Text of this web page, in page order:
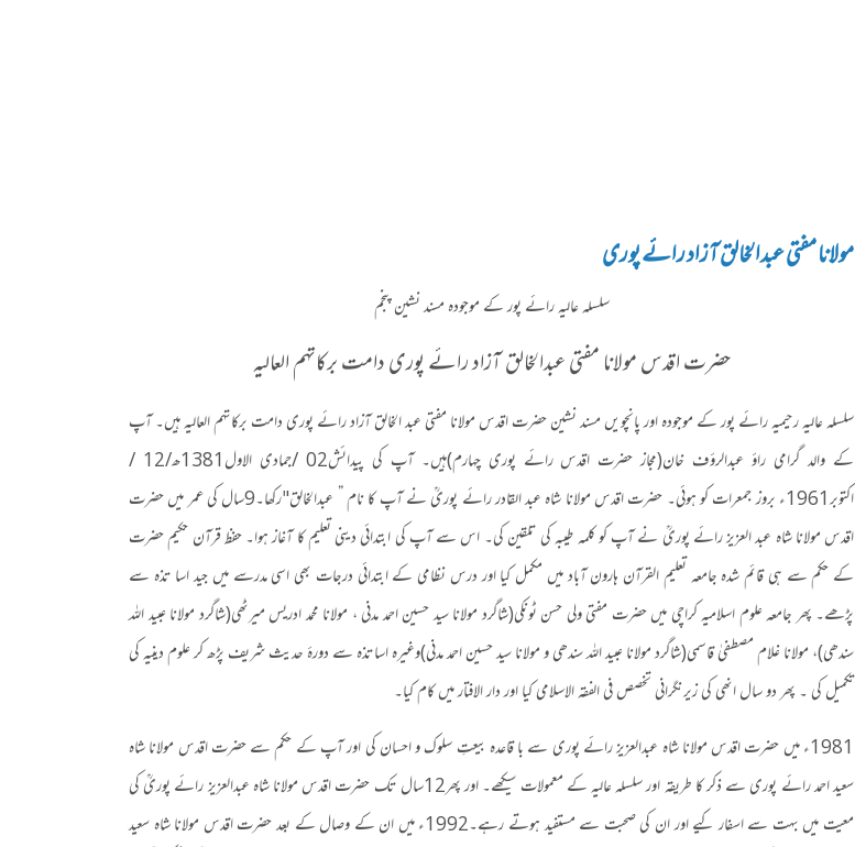
مولانا مفتی عبدالخالق آزاد رائے پوری
سلسلہ عاليہ رائے پور کے موجودہ مسند نشین پنجم
حضرت اقدس مولانا مفتی عبدالخالق آزاد رائے پوری دامت برکاتہم العالیہ
سلسلہ عالیہ رحیمیہ رائے پور کے موجودہ اور پانچویں مسند نشین حضرت اقدس مولانا مفتی عبد الخالق آزاد رائے پوری دامت برکاتہم العالیہ ہیں۔ آپ
کے والد گرامی راؤ عبدالرؤف خان(مجاز حضرت اقدس رائے پوری چہارم)ہیں۔ آپ کی پیدائش02 / جمادی الاول1381ھ/12 /
اکتوبر1961ء بروز جمعرات کو ہوئی۔ حضرت اقدس مولانا شاہ عبد القادر رائے پوریؒ نے آپ کا نام ” عبدالخالق"رکھا۔9سال کی عمر میں حضرت
اقدس مولانا شاہ عبد العزیز رائے پوریؒ نے آپ کو کلمہ طیبہ کی تلقین کی۔ اس سے آپ کی ابتدائی دینی تعلیم کا آغاز ہوا۔ حفظ قرآن حکیم حضرت
کے حکم سے ہی قائم شدہ جامعہ تعلیم القرآن ہارون آباد میں مکمل کیا اور درس نظامی کے ابتدائی درجات بھی اسی مدرسے میں جید اسا تذہ سے
پڑھے۔ پھر جامعہ علوم اسلامیہ کراچی میں حضرت مفتی ولی حسن ٹونکی(شاگرد مولانا سید حسین احمد مدنی ، مولانا محمد ادریس میرٹھی(شاگرد مولانا عبید اللہ
سندھی)، مولانا غلام مصطفیٰ قاسمی(شاگرد مولانا عبید اللہ سندھی و مولانا سید حسین احمد مدنی)وغیرہ اساتذہ سے دورۂ حدیث شریف پڑھ کر علوم دینیہ کی
تکمیل کی ۔ پھر دو سال انھی کی زیرنگرانی تخصص فی الفقہ الاسلامی کیا اور دار الافتار میں کام کیا۔
1981ء میں حضرت اقدس مولانا شاہ عبدالعزیز رائے پوری سے با قاعدہ بیعتِ سلوک و احسان کی اور آپ کے حکم سے حضرت اقدس مولانا شاہ
سعید احمد رائے پوری سے ذکر کا طریقہ اور سلسلہ عالیہ کے معمولات سیکھے۔ اور پھر12سال تک حضرت اقدس مولانا شاہ عبدالعزیز رائے پوریؒ کی
معیت میں بہت سے اسفار کیے اور ان کی صحبت سے مستفید ہوتے رہے۔1992ء میں ان کے وصال کے بعد حضرت اقدس مولانا شاہ سعید